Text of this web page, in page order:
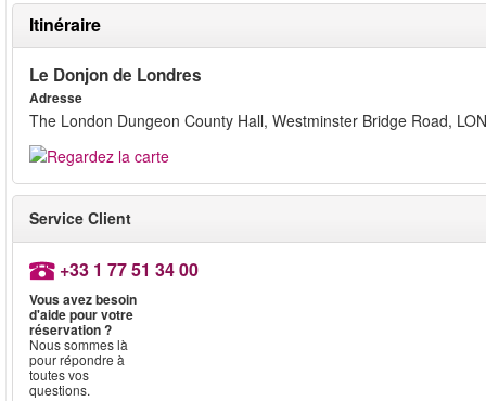
Itinéraire
Le Donjon de Londres
Adresse
The London Dungeon County Hall, Westminster Bridge Road,
Service Client
+33 1 77 51 34 00
Vous avez besoin
d'aide pour votre
réservation ?
Nous sommes là
pour répondre à
toutes vos
questions.